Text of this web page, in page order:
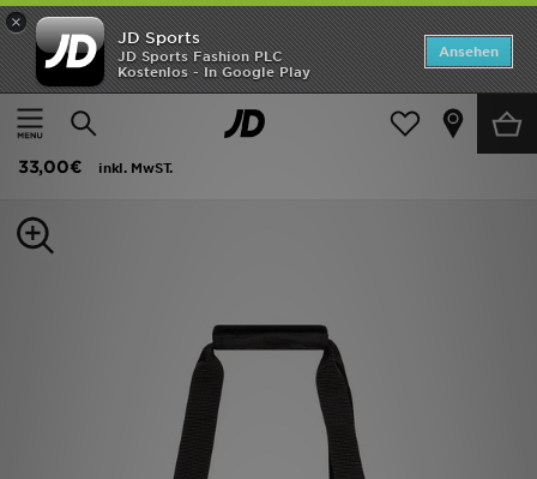
×
JD Sports
JD Sports Fashion PLC
Kostenlos - In Google Play
Ansehen
Home
Herren Herren Accessoires Taschen und Turnbeutel
adidas Tiro Duffelbag Small
33,00€
inkl. MwST.
ANGEBOTE
Neuheiten
Kinder